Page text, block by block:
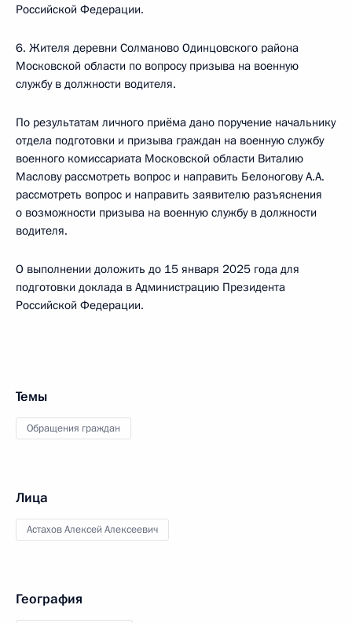
Российской Федерации.
6. Жителя деревни Солманово Одинцовского района
Московской области по вопросу призыва на военную
службу в должности водителя.
По результатам личного приёма дано поручение начальнику
отдела подготовки и призыва граждан на военную службу
военного комиссариата Московской области Виталию
Маслову рассмотреть вопрос и направить Белоногову А.А.
рассмотреть вопрос и направить заявителю разъяснения
о возможности призыва на военную службу в должности
водителя.
О выполнении доложить до 15 января 2025 года для
подготовки доклада в Администрацию Президента
Российской Федерации.
Темы
Обращения граждан
Лица
Астахов Алексей Алексеевич
География